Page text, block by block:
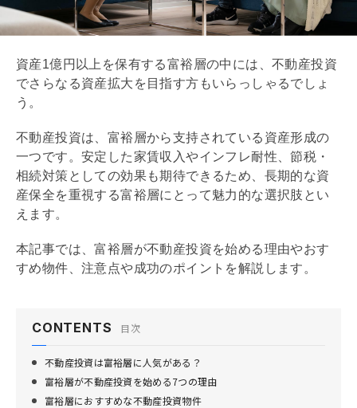
資産1億円以上を保有する富裕層の中には、不動産投資
でさらなる資産拡大を目指す方もいらっしゃるでしょ
う。
不動産投資は、富裕層から支持されている資産形成の
一つです。安定した家賃収入やインフレ耐性、節税・
相続対策としての効果も期待できるため、長期的な資
産保全を重視する富裕層にとって魅力的な選択肢とい
えます。
本記事では、富裕層が不動産投資を始める理由やおす
すめ物件、注意点や成功のポイントを解説します。
CONTENTS 目次
不動産投資は富裕層に人気がある？
富裕層が不動産投資を始める7つの理由
富裕層におすすめな不動産投資物件